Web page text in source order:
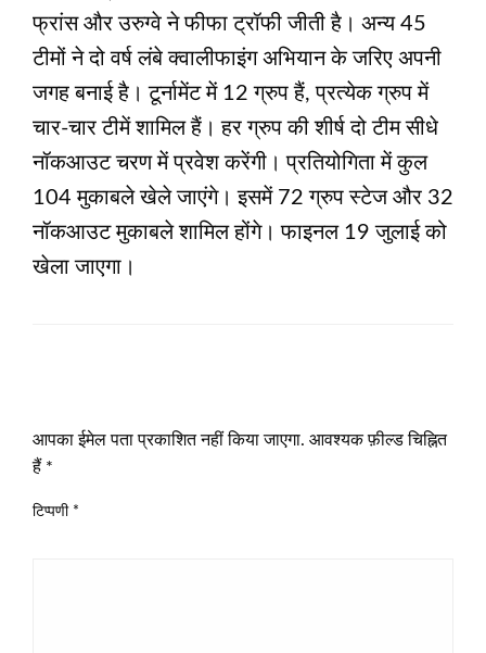
फ्रांस और उरुग्वे ने फीफा ट्रॉफी जीती है। अन्‍य 45
टीमों ने दो वर्ष लंबे क्वालीफाइंग अभियान के जरिए अपनी
जगह बनाई है। टूर्नामेंट में 12 ग्रुप हैं, प्रत्येक ग्रुप में
चार-चार टीमें शामिल हैं। हर ग्रुप की शीर्ष दो टीम सीधे
नॉकआउट चरण में प्रवेश करेंगी। प्रतियोगिता में कुल
104 मुकाबले खेले जाएंगे। इसमें 72 ग्रुप स्टेज और 32
नॉकआउट मुकाबले शामिल होंगे। फाइनल 19 जुलाई को
खेला जाएगा।
आपका ईमेल पता प्रकाशित नहीं किया जाएगा. आवश्यक फ़ील्ड चिह्नित
हैं *
टिप्पणी *